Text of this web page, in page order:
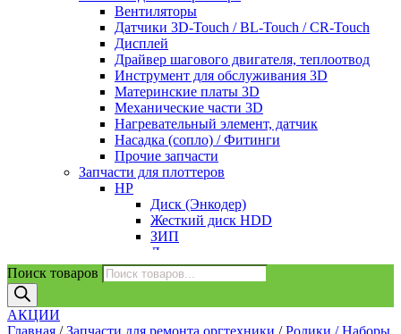
Ricoh
Samsung / Xerox
Лоток для бумаги / Кассета
HP
Kyocera
Samsung
Моторы / Муфты / Редуктор
Brother
HP/Canon
Kyocera
Samsung/Xerox
Панель управления / Дисплей
Kyocera
Samsung
НР
Петли / Шарниры
Canon
HP
Samsung / Xerox
Brother
HP/Canon
Kyocera
Samsung
Xerox
Бункер отработки
HP
Kyocera
Вентиляторы
HP/Samsung/Canon
Датчики
HP / Canon
Kyocera
Samsung/Xerox
Дверца картриджа
HP
Дуплекс/Запчасти
HP
Samsung
Запчасти разные ( пластик, флаги , рычажки
Вентиляторы
Датчики 3D-Touch / BL-Touch / CR-Touch
Дисплей
Драйвер шагового двигателя, теплоотвод
Инструмент для обслуживания 3D
Материнские платы 3D
Механические части 3D
Нагревательный элемент, датчик
Насадка (сопло) / Фитинги
Прочие запчасти
Запчасти для плоттеров
HP
Диск (Энкодер)
Жесткий диск HDD
ЗИП
Лента позиционирования
Моторы
Насадки / Трубки
Поиск товаров
АКЦИИ
Главная /Запчасти для ремонта оргтехники /Ролики / Наборы